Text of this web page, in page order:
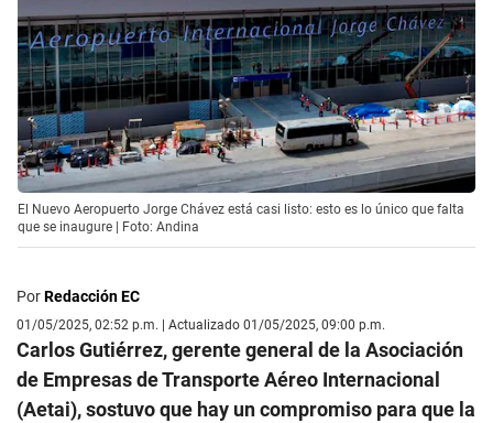
El Nuevo Aeropuerto Jorge Chávez está casi listo: esto es lo único que falta
que se inaugure | Foto: Andina
PorRedacción EC
01/05/2025, 02:52 p.m. | Actualizado 01/05/2025, 09:00 p.m.
Carlos Gutiérrez, gerente general de la Asociación
de Empresas de Transporte Aéreo Internacional
(Aetai), sostuvo que hay un compromiso para que la